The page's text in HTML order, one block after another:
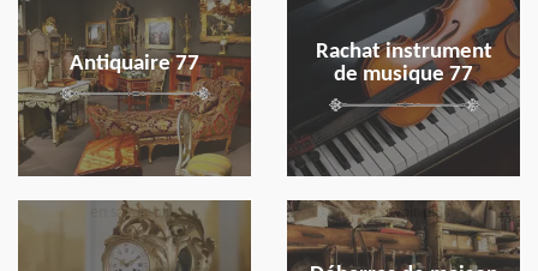
Antiquaire 77
Rachat instrument
de musique 77
en savoir plus en savoir plus